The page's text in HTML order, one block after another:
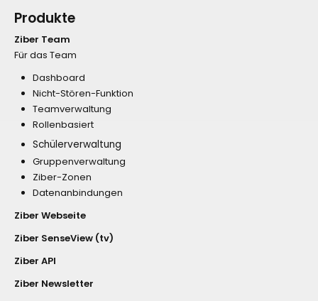
Produkte
Ziber Team
Für das Team
Dashboard
Nicht-Stören-Funktion
Teamverwaltung
Rollenbasiert
Schülerverwaltung
Gruppenverwaltung
Ziber-Zonen
Datenanbindungen
Ziber Webseite
Ziber SenseView (tv)
Ziber API
Ziber Newsletter